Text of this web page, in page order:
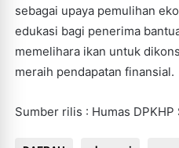
sebagai upaya pemulihan
edukasi bagi penerima
memelihara ikan untuk
meraih pendapatan finansial.
Sumber rilis : Humas DPKHP